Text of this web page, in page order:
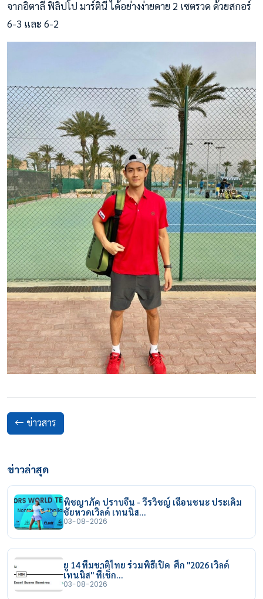
จากอิตาลี ฟิลิปโป มาร์ตินี ได้อย่างง่ายดาย 2 เซตรวด ด้วยสกอร์
6-3 และ 6-2
ข่าวสาร
ข่าวล่าสุด
พิชญาภัค ปราบจีน - วีรวิชญ์ เฉือนชนะ ประเดิม
ชัยหวดเวิลด์ เทนนิส…
03-08-2026
ยู 14 ทีมชาติไทย ร่วมพิธีเปิด ศึก "2026 เวิลด์
เทนนิส" ที่เช็ก…
03-08-2026